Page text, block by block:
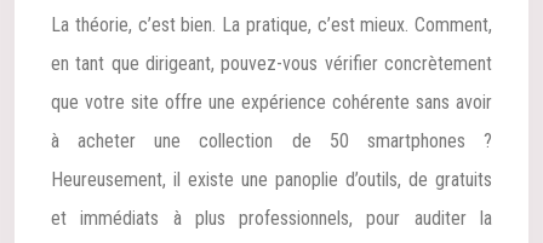
La théorie, c’est bien. La pratique, c’est mieux. Comment,
en tant que dirigeant, pouvez-vous vérifier concrètement
que votre site offre une expérience cohérente sans avoir
à acheter une collection de 50 smartphones ?
Heureusement, il existe une panoplie d’outils, de gratuits
et immédiats à plus professionnels, pour auditer la